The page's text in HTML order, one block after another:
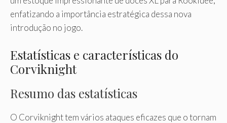
enfatizando a importância estratégica dessa nova
introdução no jogo.
Estatísticas e características do
Corviknight
Resumo das estatísticas
O Corviknight tem vários ataques eficazes que o tornam